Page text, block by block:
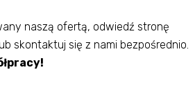
naszą ofertą, odwiedź stronę
lub skontaktuj się z nami bezpośrednio.